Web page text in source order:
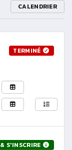
CALENDRIER
TERMINÉ
S'INSCRIRE